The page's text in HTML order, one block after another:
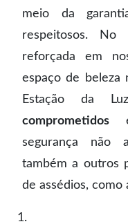
meio da
respeitosos. No
reforçada em
espaço de beleza
Estação da
comprometidos
segurança não
também a outros
de assédios, como